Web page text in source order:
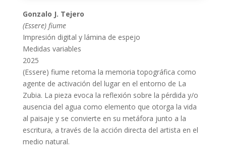
Gonzalo J. Tejero
(Essere) fiume
Impresión digital y lámina de espejo
Medidas variables
2025
(Essere) fiume retoma la memoria topográfica como
agente de activación del lugar en el entorno de La
Zubia. La pieza evoca la reflexión sobre la pérdida y/o
ausencia del agua como elemento que otorga la vida
al paisaje y se convierte en su metáfora junto a la
escritura, a través de la acción directa del artista en el
medio natural.